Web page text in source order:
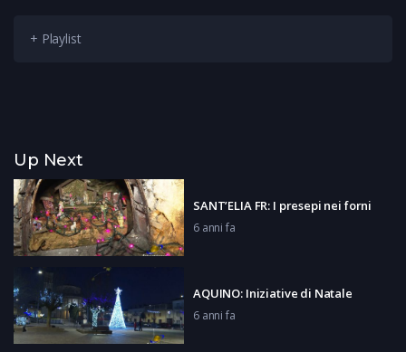
+ Playlist
Up Next
SANT’ELIA FR: I presepi nei forni
6 anni fa
AQUINO: Iniziative di Natale
6 anni fa